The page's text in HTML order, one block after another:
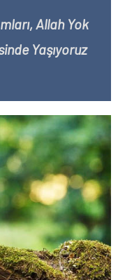
Allah Yok
Yaşıyoruz